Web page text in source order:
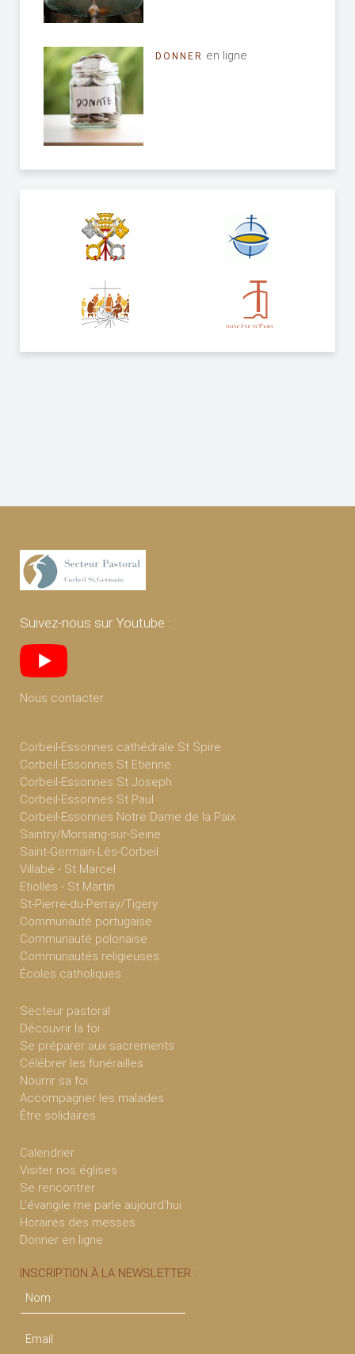
DONNER en ligne
Suivez-nous sur Youtube :
Nous contacter
Corbeil-Essonnes cathédrale St Spire
Corbeil-Essonnes St Etienne
Corbeil-Essonnes St Joseph
Corbeil-Essonnes St Paul
Corbeil-Essonnes Notre Dame de la Paix
Saintry/Morsang-sur-Seine
Saint-Germain-Lès-Corbeil
Villabé - St Marcel
Etiolles - St Martin
St-Pierre-du-Perray/Tigery
Communauté portugaise
Communauté polonaise
Communautés religieuses
Écoles catholiques
Secteur pastoral
Découvrir la foi
Se préparer aux sacrements
Célébrer les funérailles
Nourrir sa foi
Accompagner les malades
Être solidaires
Calendrier
Visiter nos églises
Se rencontrer
L'évangile me parle aujourd'hui
Horaires des messes
Donner en ligne
INSCRIPTION À LA NEWSLETTER :